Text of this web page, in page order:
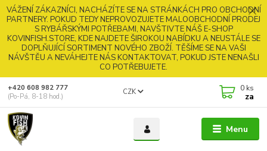
VÁŽENÍ ZÁKAZNÍCI, NACHÁZÍTE SE NA STRÁNKÁCH PRO OBCHODNÍ
PARTNERY. POKUD TEDY NEPROVOZUJETE MALOOBCHODNÍ PRODEJ
S RYBÁŘSKÝMI POTŘEBAMI, NAVŠTIVTE NÁŠ E-SHOP
KOVINFISH.STORE, KDE NAJDETE ŠIROKOU NABÍDKU A NEUSTÁLE SE
DOPLŇUJÍCÍ SORTIMENT NOVÉHO ZBOŽÍ. TĚŠÍME SE NA VAŠI
NÁVŠTĚU A NEVÁHEJTE NÁS KONTAKTOVAT, POKUD JSTE NENAŠLI
CO POTŘEBUJETE.
Menu
CZK
+420 608 982 777
(Po-Pá, 8-18 hod.)
0 ks
za